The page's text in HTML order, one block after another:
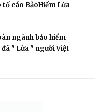
cáo BảoHiểm Lừa
ngành bảo hiểm
" Lừa " người Việt